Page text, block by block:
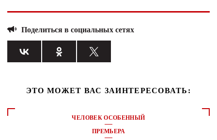
Поделиться в социальных сетях
ЭТО МОЖЕТ ВАС ЗАИНТЕРЕСОВАТЬ:
ЧЕЛОВЕК ОСОБЕННЫЙ
ПРЕМЬЕРА